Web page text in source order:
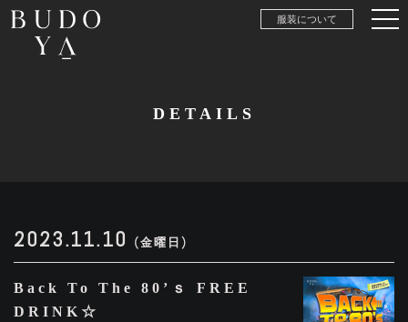
服装について
DETAILS
2023.11.10 (金曜日)
Back To The 80’ｓ FREE
DRINK☆